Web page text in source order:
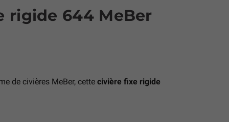
rigide 644 MeBer
de civières MeBer, cette civière fixe rigide